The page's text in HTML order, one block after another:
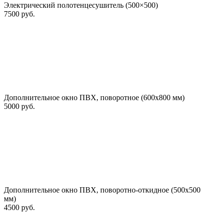
Электрический полотенцесушитель (500×500)
7500 руб.
Дополнительное окно ПВХ, поворотное (600х800 мм)
5000 руб.
Дополнительное окно ПВХ, поворотно-откидное (500х500
мм)
4500 руб.